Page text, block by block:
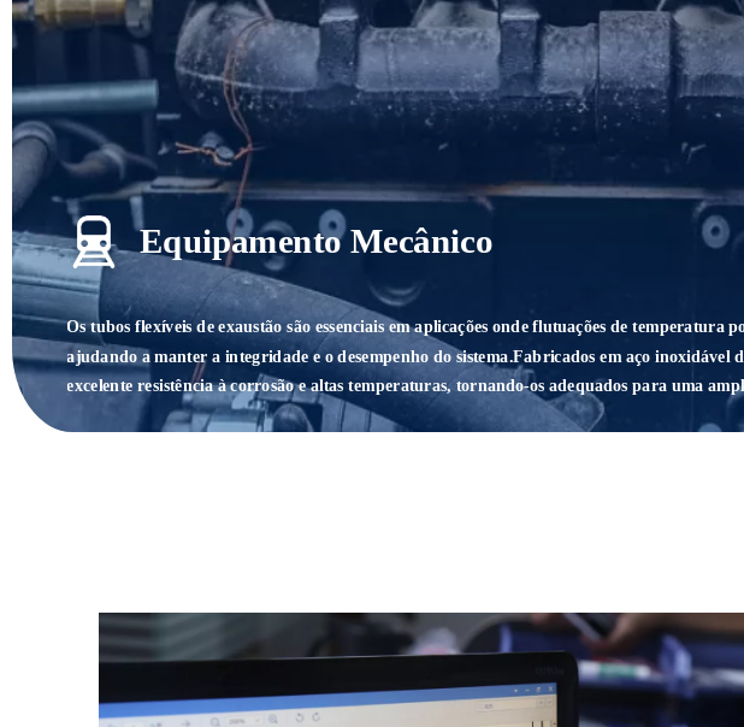
Equipamento Mecânico
Os tubos flexíveis de exaustão são essenciais em aplicações onde flutuações de temperatura
ajudando a manter a integridade e o desempenho do sistema.Fabricados em aço inoxidável
excelente resistência à corrosão e altas temperaturas, tornando-os adequados para uma